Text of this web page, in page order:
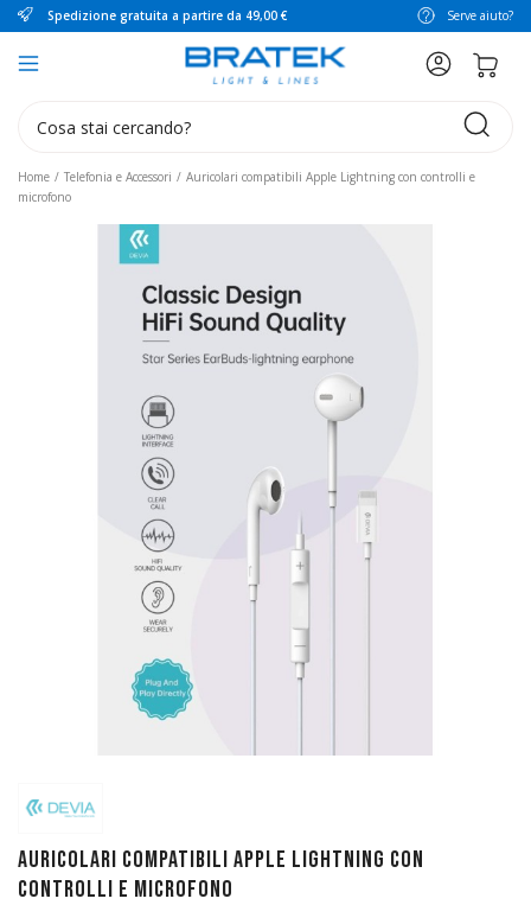
Spedizione gratuita a partire da 49,00 € Serve aiuto?
search
Home Telefonia e Accessori
Auricolari compatibili Apple Lightning con controlli e
microfono
Auricolari compatibili Apple Lightning con
controlli e microfono